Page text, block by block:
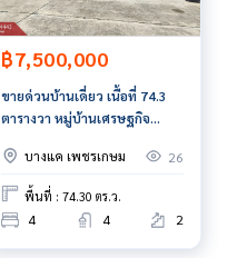
฿7,500,000
ขายด่วนบ้านเดี่ยว เนื้อที่ 74.3
ตารางวา หมู่บ้านเศรษฐกิจ
บางแค เพชรเกษม
26
พื้นที่ : 74.30 ตร.ว.
4 4 2